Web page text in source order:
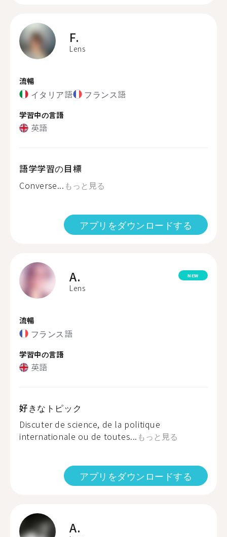
F.
Lens
流暢
イタリア語 フランス語
学習中の言語
英語
語学学習の目標
Converse... もっと見る
アプリをダウンロードする
A.
Lens
NEW
流暢
フランス語
学習中の言語
英語
好きなトピック
Discuter de science, de la politique
internationale ou de toutes... もっと見る
アプリをダウンロードする
A.